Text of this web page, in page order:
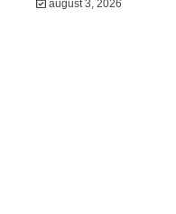
august 3, 2026